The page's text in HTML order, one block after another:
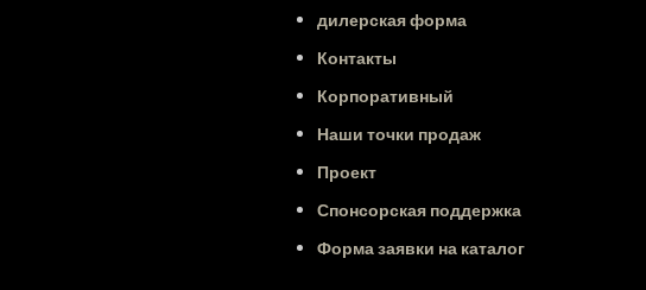
дилерская форма
Контакты
Корпоративный
Наши точки продаж
Проект
Спонсорская поддержка
Форма заявки на каталог